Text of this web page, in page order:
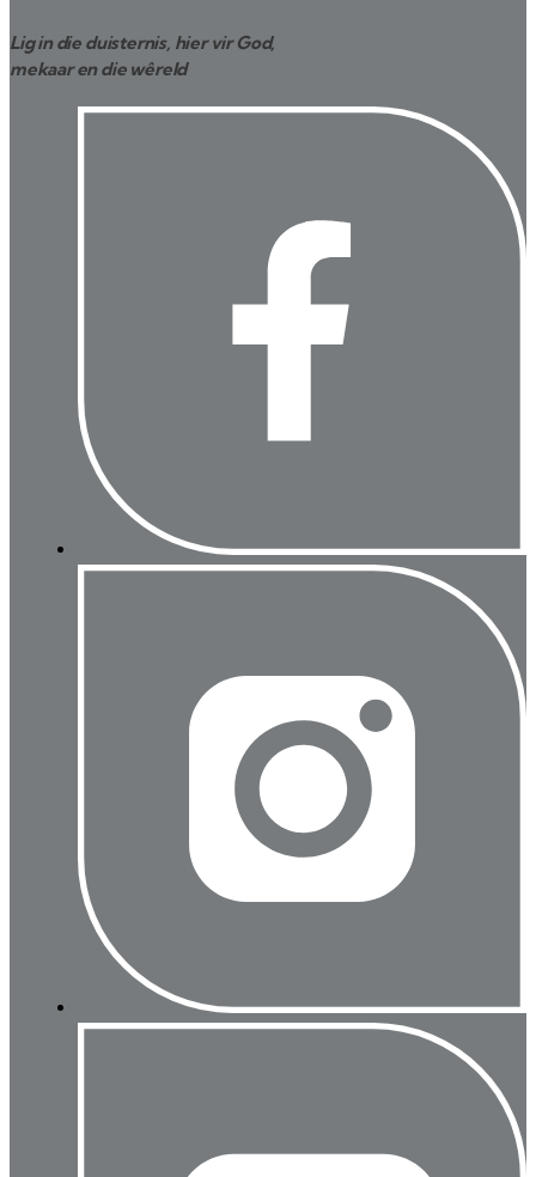
Lig in die duisternis, hier vir God,
mekaar en die wêreld